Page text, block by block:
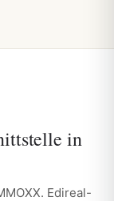
in
Edireal-